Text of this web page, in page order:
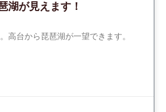
が見えます！
高台から琵琶湖が一望できます。